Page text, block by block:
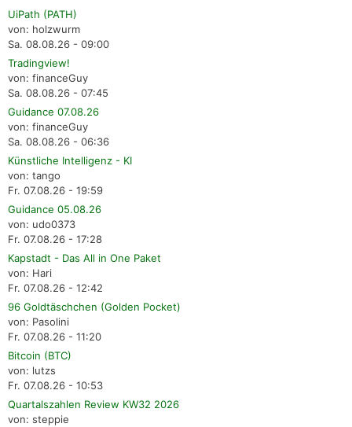
UiPath (PATH)
von: holzwurm
Sa. 08.08.26 - 09:00
Tradingview!
von: financeGuy
Sa. 08.08.26 - 07:45
Guidance 07.08.26
von: financeGuy
Sa. 08.08.26 - 06:36
Künstliche Intelligenz - KI
von: tango
Fr. 07.08.26 - 19:59
Guidance 05.08.26
von: udo0373
Fr. 07.08.26 - 17:28
Kapstadt - Das All in One Paket
von: Hari
Fr. 07.08.26 - 12:42
96 Goldtäschchen (Golden Pocket)
von: Pasolini
Fr. 07.08.26 - 11:20
Bitcoin (BTC)
von: lutzs
Fr. 07.08.26 - 10:53
Quartalszahlen Review KW32 2026
von: steppie